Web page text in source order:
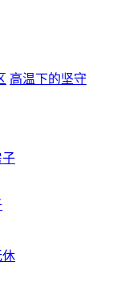
高温下的坚守